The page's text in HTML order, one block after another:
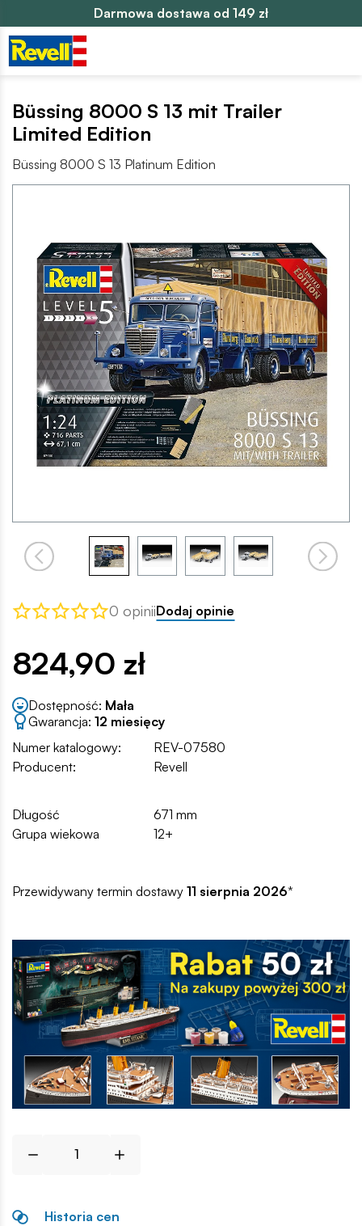
Darmowa dostawa od 149 zł
Büssing 8000 S 13 mit Trailer
Limited Edition
Büssing 8000 S 13 Platinum Edition
0 opiniiDodaj opinie
824,90 zł
Dostępność: Mała
Gwarancja: 12 miesięcy
Numer katalogowy:
REV-07580
Producent:
Revell
Długość
671 mm
Grupa wiekowa
12+
Przewidywany termin dostawy 11 sierpnia 2026*
Historia cen